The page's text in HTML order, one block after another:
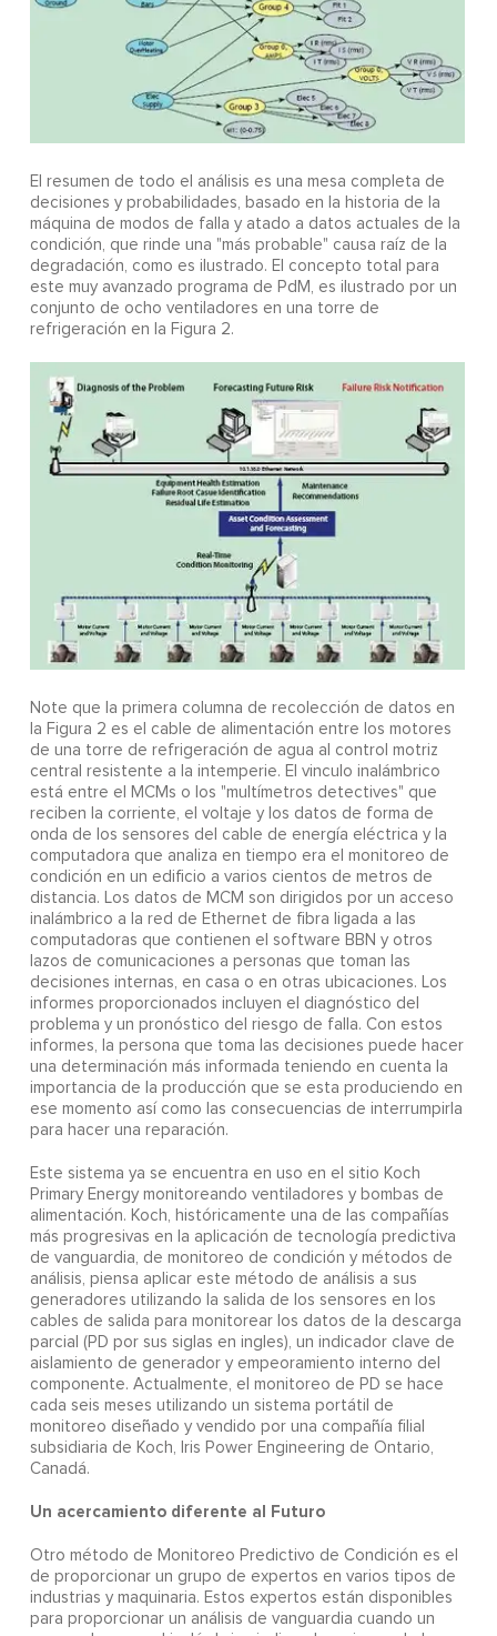
El resumen de todo el análisis es una mesa completa de
decisiones y probabilidades, basado en la historia de la
máquina de modos de falla y atado a datos actuales de la
condición, que rinde una "más probable" causa raíz de la
degradación, como es ilustrado. El concepto total para
este muy avanzado programa de PdM, es ilustrado por un
conjunto de ocho ventiladores en una torre de
refrigeración en la Figura 2.
Note que la primera columna de recolección de datos en
la Figura 2 es el cable de alimentación entre los motores
de una torre de refrigeración de agua al control motriz
central resistente a la intemperie. El vinculo inalámbrico
está entre el MCMs o los "multímetros detectives" que
reciben la corriente, el voltaje y los datos de forma de
onda de los sensores del cable de energía eléctrica y la
computadora que analiza en tiempo era el monitoreo de
condición en un edificio a varios cientos de metros de
distancia. Los datos de MCM son dirigidos por un acceso
inalámbrico a la red de Ethernet de fibra ligada a las
computadoras que contienen el software BBN y otros
lazos de comunicaciones a personas que toman las
decisiones internas, en casa o en otras ubicaciones. Los
informes proporcionados incluyen el diagnóstico del
problema y un pronóstico del riesgo de falla. Con estos
informes, la persona que toma las decisiones puede hacer
una determinación más informada teniendo en cuenta la
importancia de la producción que se esta produciendo en
ese momento así como las consecuencias de interrumpirla
para hacer una reparación.
Este sistema ya se encuentra en uso en el sitio Koch
Primary Energy monitoreando ventiladores y bombas de
alimentación. Koch, históricamente una de las compañías
más progresivas en la aplicación de tecnología predictiva
de vanguardia, de monitoreo de condición y métodos de
análisis, piensa aplicar este método de análisis a sus
generadores utilizando la salida de los sensores en los
cables de salida para monitorear los datos de la descarga
parcial (PD por sus siglas en ingles), un indicador clave de
aislamiento de generador y empeoramiento interno del
componente. Actualmente, el monitoreo de PD se hace
cada seis meses utilizando un sistema portátil de
monitoreo diseñado y vendido por una compañía filial
subsidiaria de Koch, Iris Power Engineering de Ontario,
Canadá.
Un acercamiento diferente al Futuro
Otro método de Monitoreo Predictivo de Condición es el
de proporcionar un grupo de expertos en varios tipos de
industrias y maquinaria. Estos expertos están disponibles
para proporcionar un análisis de vanguardia cuando un